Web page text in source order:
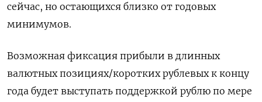
сейчас, но остающихся близко от годовых
минимумов.
Возможная фиксация прибыли в длинных
валютных позициях/коротких рублевых к концу
года будет выступать поддержкой рублю по мере